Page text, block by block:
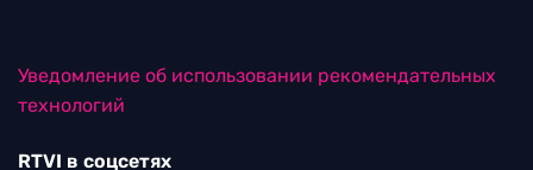
Уведомление об использовании рекомендательных
технологий
RTVI в соцсетях